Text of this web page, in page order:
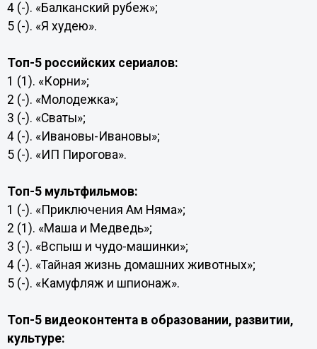
4 (-). «Балканский рубеж»;
5 (-). «Я худею».
Топ-5 российских сериалов:
1 (1). «Корни»;
2 (-). «Молодежка»;
3 (-). «Сваты»;
4 (-). «Ивановы-Ивановы»;
5 (-). «ИП Пирогова».
Топ-5 мультфильмов:
1 (-). «Приключения Ам Няма»;
2 (1). «Маша и Медведь»;
3 (-). «Вспыш и чудо-машинки»;
4 (-). «Тайная жизнь домашних животных»;
5 (-). «Камуфляж и шпионаж».
Топ-5 видеоконтента в образовании, развитии,
культуре: